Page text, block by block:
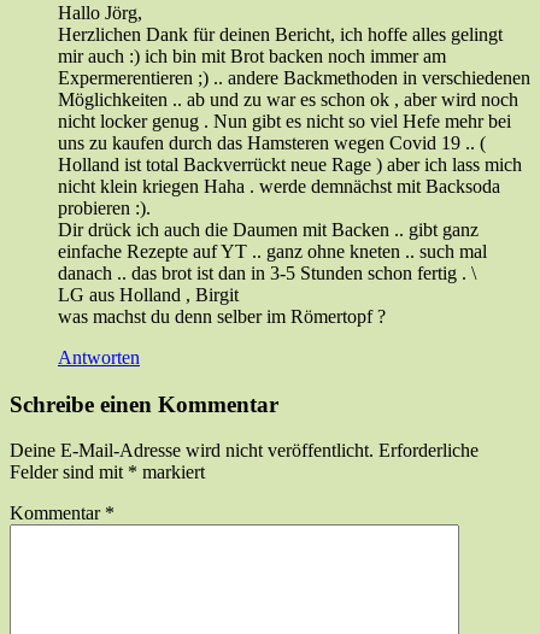
Hallo Jörg,
Herzlichen Dank für deinen Bericht, ich hoffe alles gelingt
mir auch :) ich bin mit Brot backen noch immer am
Expermerentieren ;) .. andere Backmethoden in verschiedenen
Möglichkeiten .. ab und zu war es schon ok , aber wird noch
nicht locker genug . Nun gibt es nicht so viel Hefe mehr bei
uns zu kaufen durch das Hamsteren wegen Covid 19 .. (
Holland ist total Backverrückt neue Rage ) aber ich lass mich
nicht klein kriegen Haha . werde demnächst mit Backsoda
probieren :).
Dir drück ich auch die Daumen mit Backen .. gibt ganz
einfache Rezepte auf YT .. ganz ohne kneten .. such mal
danach .. das brot ist dan in 3-5 Stunden schon fertig . \
LG aus Holland , Birgit
was machst du denn selber im Römertopf ?
Antworten
Schreibe einen Kommentar
Deine E-Mail-Adresse wird nicht veröffentlicht. Erforderliche
Felder sind mit * markiert
Kommentar *